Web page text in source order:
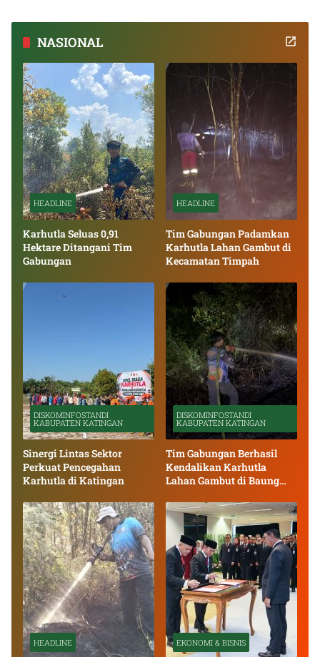
NASIONAL
HEADLINE
Karhutla Seluas 0,91
Hektare Ditangani Tim
Gabungan
HEADLINE
Tim Gabungan Padamkan
Karhutla Lahan Gambut di
Kecamatan Timpah
DISKOMINFOSTANDI
KABUPATEN KATINGAN
Sinergi Lintas Sektor
Perkuat Pencegahan
Karhutla di Katingan
DISKOMINFOSTANDI
KABUPATEN KATINGAN
Tim Gabungan Berhasil
Kendalikan Karhutla
Lahan Gambut di Baung
HEADLINE EKONOMI & BISNIS